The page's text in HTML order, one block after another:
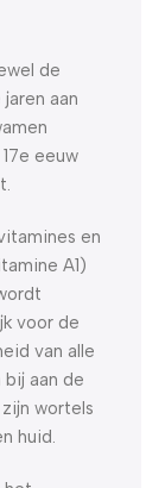
de
aan
eeuw
en
A1)
voor de
van alle
aan de
wortels
huid.